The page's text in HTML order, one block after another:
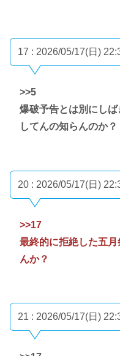
17 : 2026/05/17(日)
>>5
爆破予告とは別にし
してんの知らんのか？
20 : 2026/05/17(日)
>>17
最終的に拒絶した五
んか？
21 : 2026/05/17(日)